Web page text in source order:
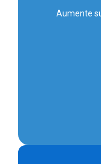
Aumente